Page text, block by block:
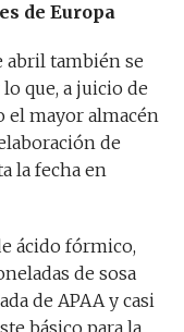
de Europa
abril también se
que, a juicio de
el mayor almacén
de
la fecha en
ácido fórmico,
de sosa
de APAA y casi
básico para la